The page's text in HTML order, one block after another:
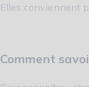
Elles conviennent
Comment